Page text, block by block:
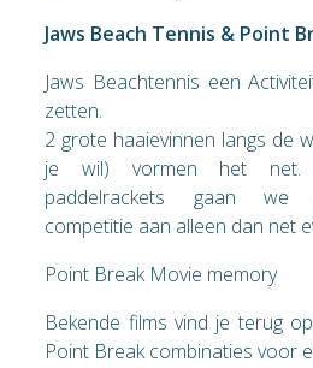
Jaws Beach Tennis & Point
Jaws Beachtennis een
zetten.
2 grote haaievinnen langs de
je wil) vormen het
paddelrackets gaan we
competitie aan alleen dan net
Point Break Movie memory
Bekende films vind je terug
Point Break combinaties voor